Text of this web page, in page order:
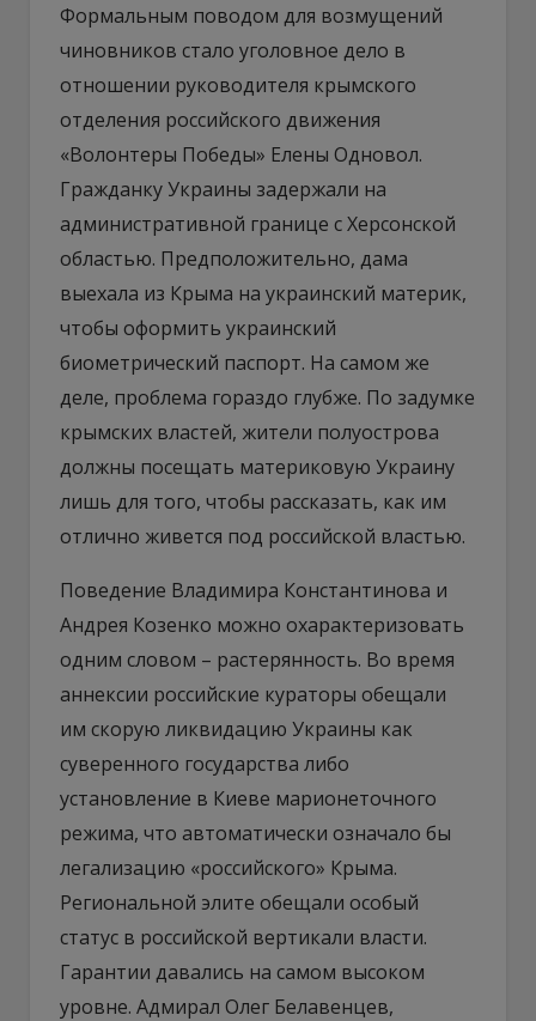
Формальным поводом для возмущений
чиновников стало уголовное дело в
отношении руководителя крымского
отделения российского движения
«Волонтеры Победы» Елены Одновол.
Гражданку Украины задержали на
административной границе с Херсонской
областью. Предположительно, дама
выехала из Крыма на украинский материк,
чтобы оформить украинский
биометрический паспорт. На самом же
деле, проблема гораздо глубже. По задумке
крымских властей, жители полуострова
должны посещать материковую Украину
лишь для того, чтобы рассказать, как им
отлично живется под российской властью.
Поведение Владимира Константинова и
Андрея Козенко можно охарактеризовать
одним словом – растерянность. Во время
аннексии российские кураторы обещали
им скорую ликвидацию Украины как
суверенного государства либо
установление в Киеве марионеточного
режима, что автоматически означало бы
легализацию «российского» Крыма.
Региональной элите обещали особый
статус в российской вертикали власти.
Гарантии давались на самом высоком
уровне. Адмирал Олег Белавенцев,